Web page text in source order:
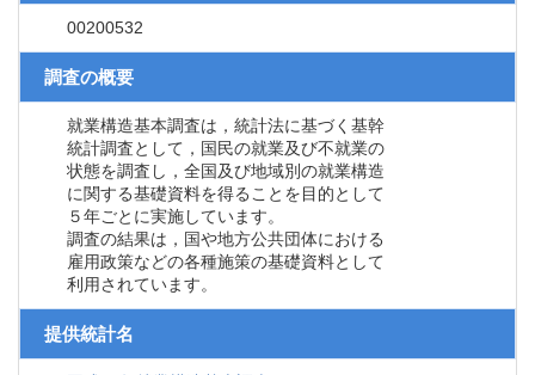
00200532
調査の概要
就業構造基本調査は，統計法に基づく基幹
統計調査として，国民の就業及び不就業の
状態を調査し，全国及び地域別の就業構造
に関する基礎資料を得ることを目的として
５年ごとに実施しています。
調査の結果は，国や地方公共団体における
雇用政策などの各種施策の基礎資料として
利用されています。
提供統計名